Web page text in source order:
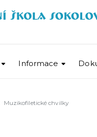
Informace
Muzikofiletické chvilky